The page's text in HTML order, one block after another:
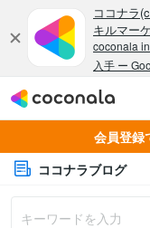
会員登録
ココナラブログ